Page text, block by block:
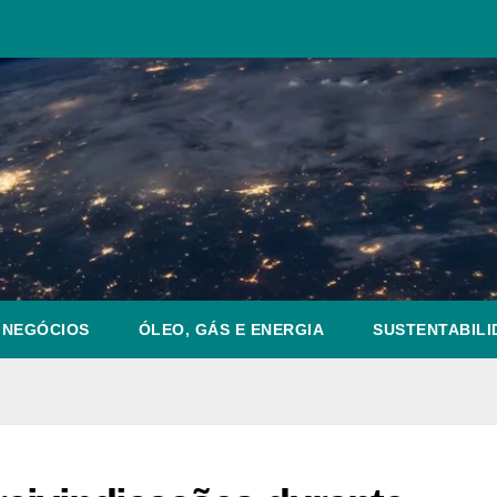
NEGÓCIOS ÓLEO, GÁS E ENERGIA